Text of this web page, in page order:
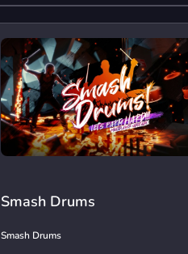
Smash Drums
Smash Drums